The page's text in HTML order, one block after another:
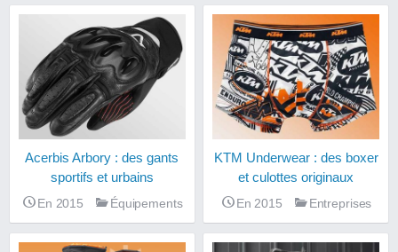
Acerbis Arbory : des gants
sportifs et urbains
En 2015 Équipements
KTM Underwear : des boxer
et culottes originaux
En 2015 Entreprises